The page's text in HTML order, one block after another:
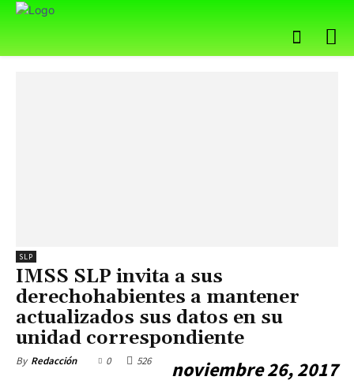
SLP
IMSS SLP invita a sus
derechohabientes a mantener
actualizados sus datos en su
unidad correspondiente
By Redacción noviembre 26, 2017
0 526